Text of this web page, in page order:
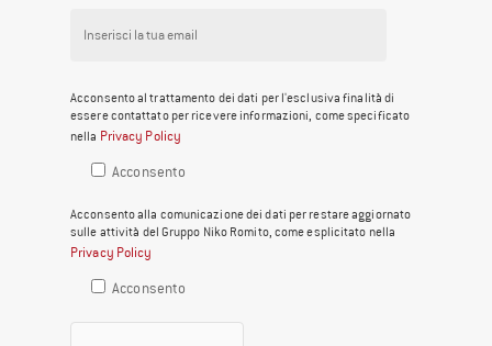
Acconsento al trattamento dei dati per l'esclusiva finalità di
essere contattato per ricevere informazioni, come specificato
nella Privacy Policy
Acconsento
Acconsento alla comunicazione dei dati per restare aggiornato
sulle attività del Gruppo Niko Romito, come esplicitato nella
Privacy Policy
Acconsento